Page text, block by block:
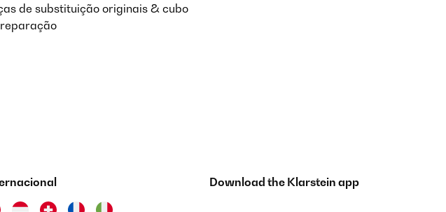
de substituição originais & cubo
Download the Klarstein app